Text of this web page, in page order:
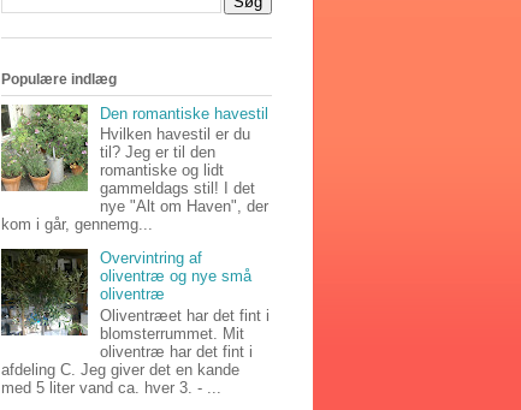
Populære indlæg
Den romantiske havestil
Hvilken havestil er du
til? Jeg er til den
romantiske og lidt
gammeldags stil! I det
nye "Alt om Haven", der
kom i går, gennemg...
Overvintring af
oliventræ og nye små
oliventræ
Oliventræet har det fint i
blomsterrummet. Mit
oliventræ har det fint i
afdeling C. Jeg giver det en kande
med 5 liter vand ca. hver 3. - ...